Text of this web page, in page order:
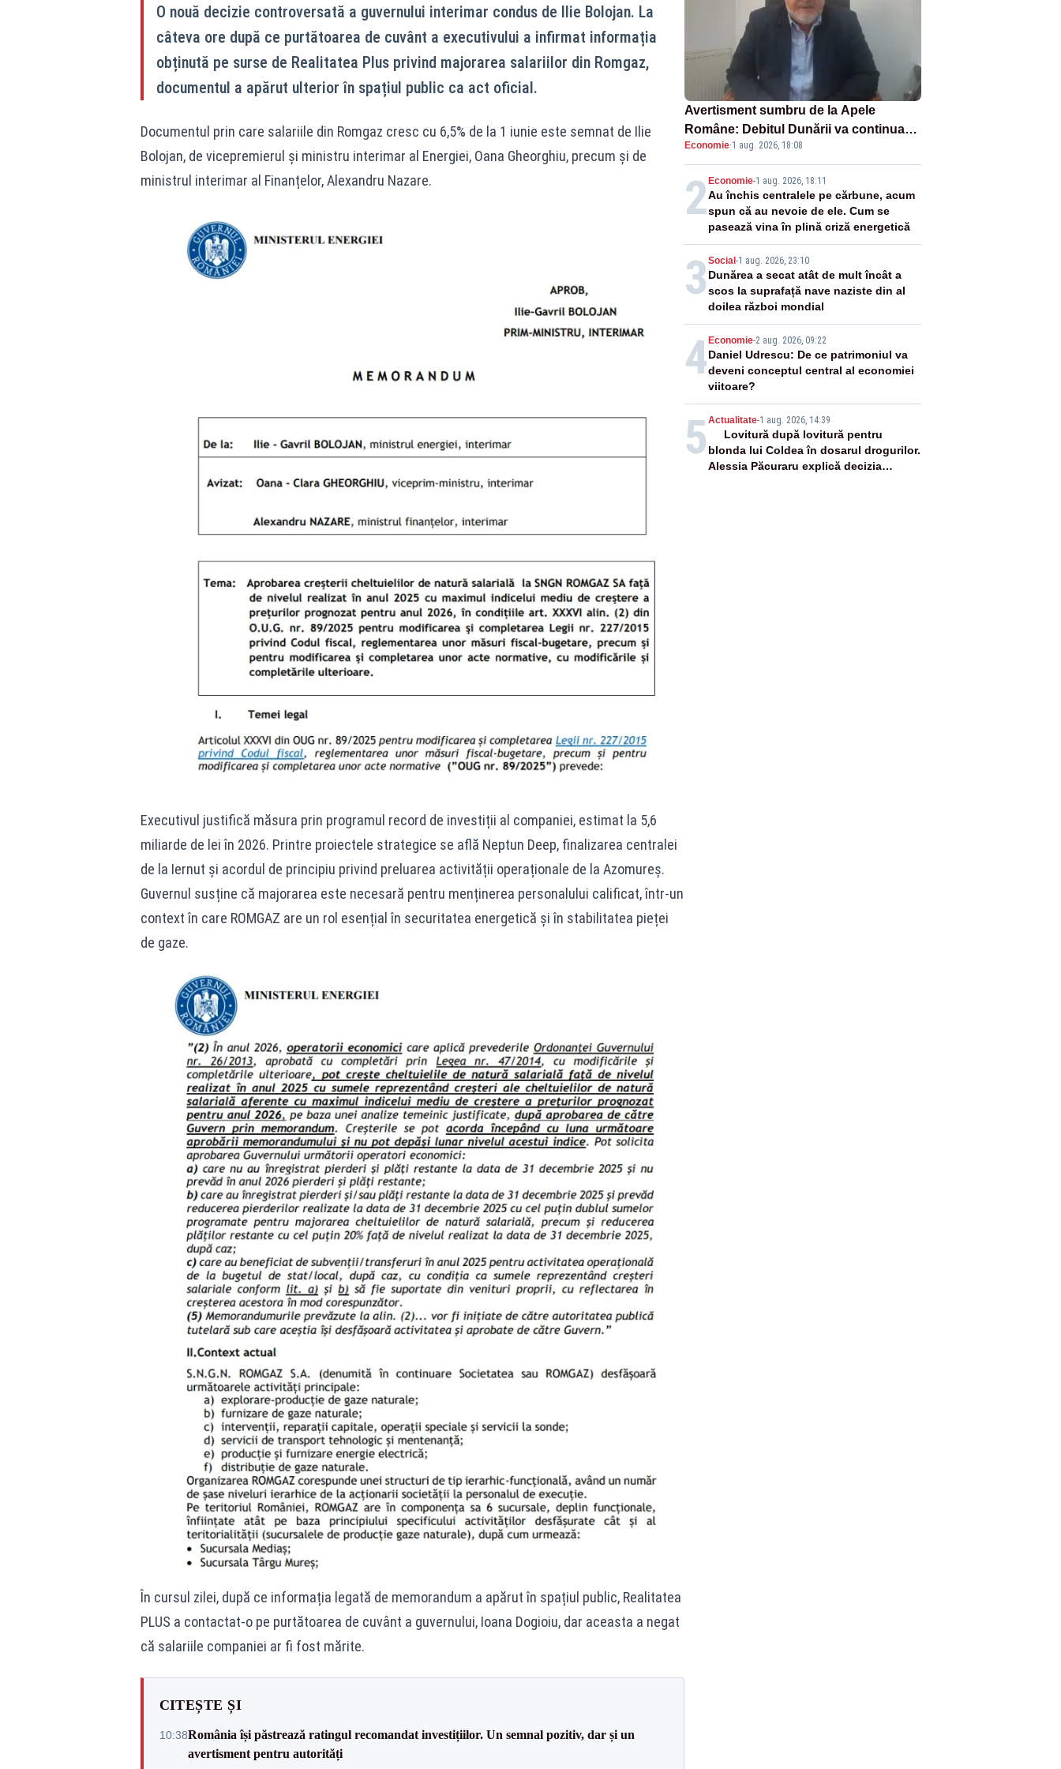
O nouă decizie controversată a guvernului interimar condus de Ilie Bolojan. La
câteva ore după ce purtătoarea de cuvânt a executivului a infirmat informația
obținută pe surse de Realitatea Plus privind majorarea salariilor din Romgaz,
documentul a apărut ulterior în spațiul public ca act oficial.
Documentul prin care salariile din Romgaz cresc cu 6,5% de la 1 iunie este semnat de Ilie
Bolojan, de vicepremierul și ministru interimar al Energiei, Oana Gheorghiu, precum și de
ministrul interimar al Finanțelor, Alexandru Nazare.
Executivul justifică măsura prin programul record de investiții al companiei, estimat la 5,6
miliarde de lei în 2026. Printre proiectele strategice se află Neptun Deep, finalizarea centralei
de la Iernut și acordul de principiu privind preluarea activității operaționale de la Azomureș.
Guvernul susține că majorarea este necesară pentru menținerea personalului calificat, într-un
context în care ROMGAZ are un rol esențial în securitatea energetică și în stabilitatea pieței
de gaze.
În cursul zilei, după ce informația legată de memorandum a apărut în spațiul public, Realitatea
PLUS a contactat-o pe purtătoarea de cuvânt a guvernului, Ioana Dogioiu, dar aceasta a negat
că salariile companiei ar fi fost mărite.
CITEȘTE ȘI
10:38România își păstrează ratingul recomandat investițiilor. Un semnal pozitiv, dar și un
avertisment pentru autorități
Avertisment sumbru de la Apele
Române: Debitul Dunării va continua
să scadă. Cernavodă s-ar putea închide
în 4 zile
Economie·1 aug. 2026, 18:08
2 Economie-1 aug. 2026, 18:11
Au închis centralele pe cărbune, acum
spun că au nevoie de ele. Cum se
pasează vina în plină criză energetică
3 Social -1 aug. 2026, 23:10
Dunărea a secat atât de mult încât a
scos la suprafață nave naziste din al
doilea război mondial
4 Economie-2 aug. 2026, 09:22
Daniel Udrescu: De ce patrimoniul va
deveni conceptul central al economiei
viitoare?
5 Actualitate-1 aug. 2026, 14:39
Lovitură după lovitură pentru
blonda lui Coldea în dosarul drogurilor.
Alessia Păcuraru explică decizia